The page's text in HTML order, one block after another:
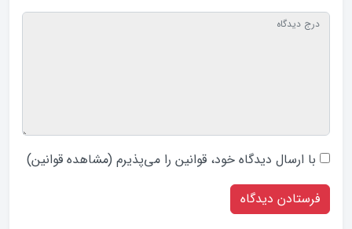
با ارسال دیدگاه‌ خود، قوانین را می‌پذیرم (مشاهده قوانین)